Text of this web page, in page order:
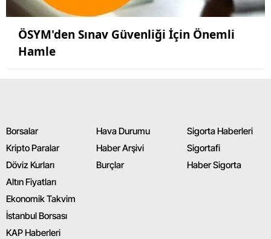
Düzce
ÖSYM'den Sınav Güvenliği İçin Önemli
Hamle
Borsalar
Kripto Paralar
Döviz Kurları
Altın Fiyatları
Ekonomik Takvim
İstanbul Borsası
KAP Haberleri
Hava Durumu
Haber Arşivi
Burçlar
Sigorta Haberleri
Sigortafi
Haber Sigorta